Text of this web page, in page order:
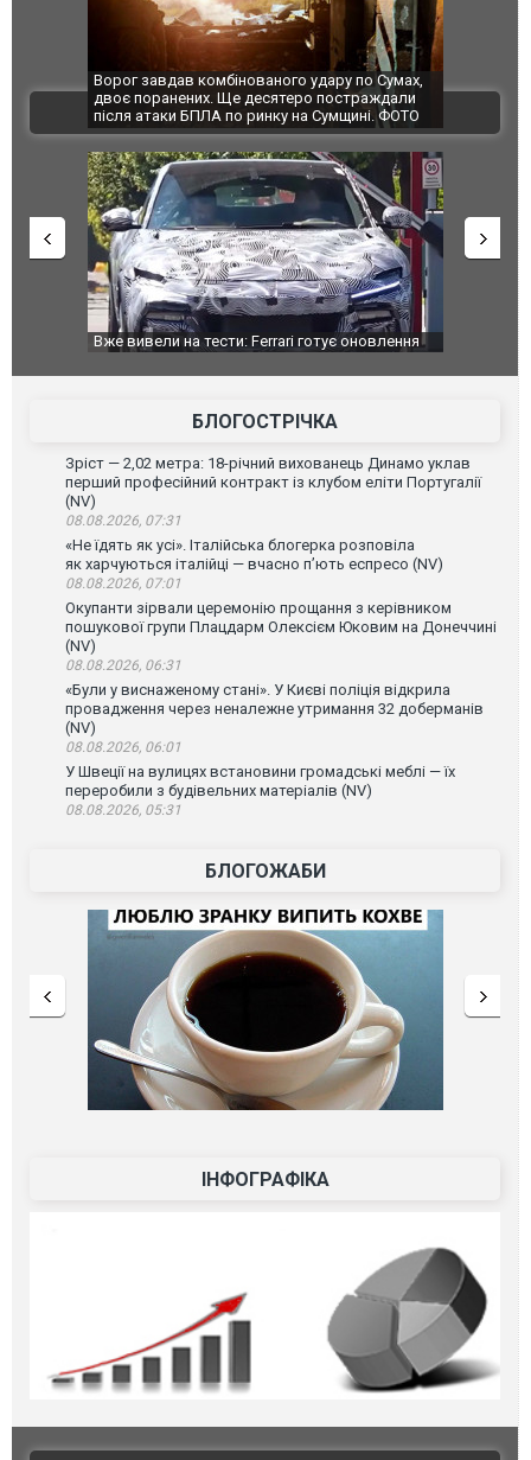
завдав комбінованого удару по Сумах,
поранених. Ще десятеро постраждали
атаки БПЛА по ринку на Сумщині. ФОТО
За 2000 кілометрів від
Єкатеринбурзі після атаки
склад Wildberries. ФОТО.
ВІДЕО
вивели на тести: Ferrari готує оновлення
Вийшов трейлер нової
фільму "Афера Томаса
БЛОГОСТРІЧКА
Зріст — 2,02 метра: 18-річний вихованець Динамо уклав
перший професійний контракт із клубом еліти Португалії
(NV)
08.08.2026, 07:31
«Не їдять як усі». Італійська блогерка розповіла
як харчуються італійці — вчасно п’ють еспресо (NV)
08.08.2026, 07:01
Окупанти зірвали церемонію прощання з керівником
пошукової групи Плацдарм Олексієм Юковим на Донеччині
(NV)
08.08.2026, 06:31
«Були у виснаженому стані». У Києві поліція відкрила
провадження через неналежне утримання 32 доберманів
(NV)
08.08.2026, 06:01
У Швеції на вулицях встановини громадські меблі — їх
переробили з будівельних матеріалів (NV)
08.08.2026, 05:31
БЛОГОЖАБИ
ІНФОГРАФІКА